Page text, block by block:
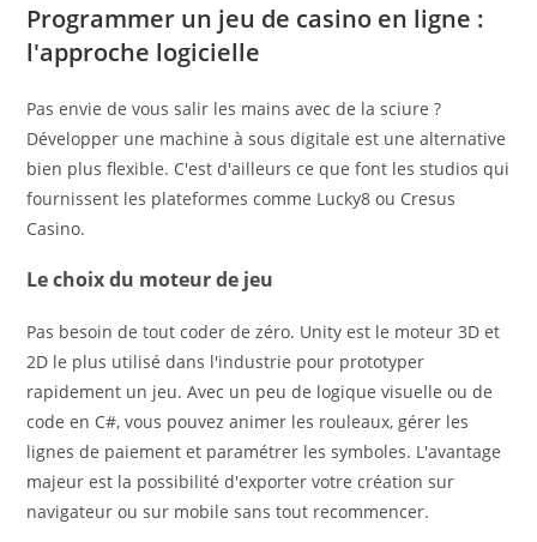
Programmer un jeu de casino en ligne :
l'approche logicielle
Pas envie de vous salir les mains avec de la sciure ?
Développer une machine à sous digitale est une alternative
bien plus flexible. C'est d'ailleurs ce que font les studios qui
fournissent les plateformes comme Lucky8 ou Cresus
Casino.
Le choix du moteur de jeu
Pas besoin de tout coder de zéro. Unity est le moteur 3D et
2D le plus utilisé dans l'industrie pour prototyper
rapidement un jeu. Avec un peu de logique visuelle ou de
code en C#, vous pouvez animer les rouleaux, gérer les
lignes de paiement et paramétrer les symboles. L'avantage
majeur est la possibilité d'exporter votre création sur
navigateur ou sur mobile sans tout recommencer.